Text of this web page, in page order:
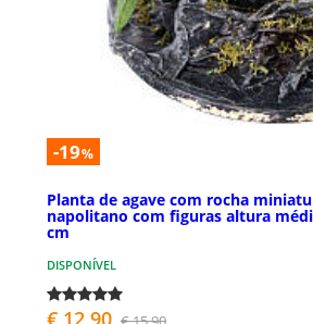
-19%
Planta de agave com rocha
napolitano com figuras altura
cm
DISPONÍVEL
€ 12,90